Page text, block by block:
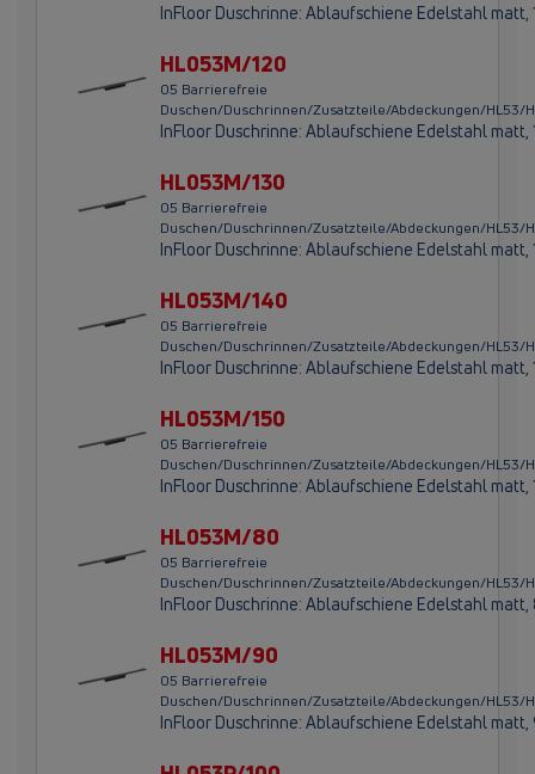
InFloor Duschrinne: Ablaufschiene Edelstahl matt,
HL053M/120
05 Barrierefreie
Duschen/Duschrinnen/Zusatzteile/Abdeckungen/HL53/
InFloor Duschrinne: Ablaufschiene Edelstahl matt,
HL053M/130
05 Barrierefreie
Duschen/Duschrinnen/Zusatzteile/Abdeckungen/HL53/
InFloor Duschrinne: Ablaufschiene Edelstahl matt,
HL053M/140
05 Barrierefreie
Duschen/Duschrinnen/Zusatzteile/Abdeckungen/HL53/
InFloor Duschrinne: Ablaufschiene Edelstahl matt,
HL053M/150
05 Barrierefreie
Duschen/Duschrinnen/Zusatzteile/Abdeckungen/HL53/
InFloor Duschrinne: Ablaufschiene Edelstahl matt,
HL053M/80
05 Barrierefreie
Duschen/Duschrinnen/Zusatzteile/Abdeckungen/HL53/
InFloor Duschrinne: Ablaufschiene Edelstahl
HL053M/90
05 Barrierefreie
Duschen/Duschrinnen/Zusatzteile/Abdeckungen/HL53/
InFloor Duschrinne: Ablaufschiene Edelstahl